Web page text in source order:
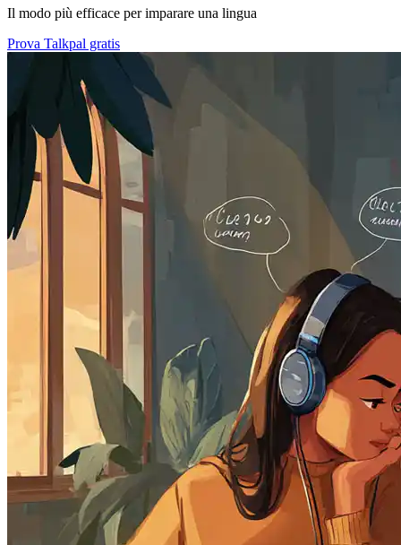
Il modo più efficace per imparare una lingua
Prova Talkpal gratis